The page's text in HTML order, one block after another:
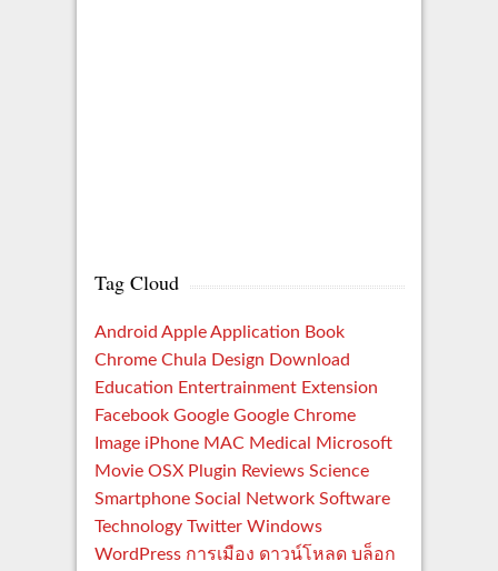
Tag Cloud
Android Apple Application Book
Chrome Chula Design Download
Education Entertrainment Extension
Facebook Google Google Chrome
Image iPhone MAC Medical
Microsoft
Movie OSX Plugin Reviews Science
Smartphone Social Network Software
Technology Twitter Windows
WordPress การเมือง ดาวน์โหลด บล็อก